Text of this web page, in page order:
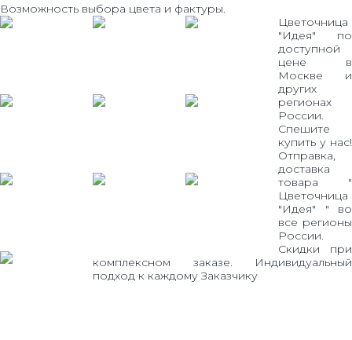
Возможность выбора цвета и фактуры.
Цветочница
"Идея" по
доступной
цене в
Москве и
других
регионах
России.
Спешите
купить у нас!
Отправка,
доставка
товара "
Цветочница
"Идея" " во
все регионы
России.
Скидки при
комплексном заказе. Индивидуальный
подход к каждому Заказчику